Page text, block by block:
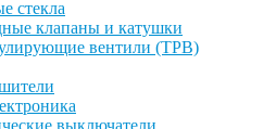
стекла
клапаны и катушки
вентили (ТРВ)
выключатели